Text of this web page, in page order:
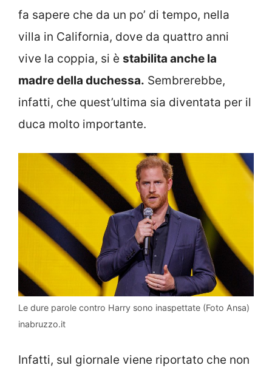
fa sapere che da un po’ di tempo, nella
villa in California, dove da quattro anni
vive la coppia, si è stabilita anche la
madre della duchessa. Sembrerebbe,
infatti, che quest’ultima sia diventata per il
duca molto importante.
Le dure parole contro Harry sono inaspettate (Foto Ansa)
inabruzzo.it
Infatti, sul giornale viene riportato che non